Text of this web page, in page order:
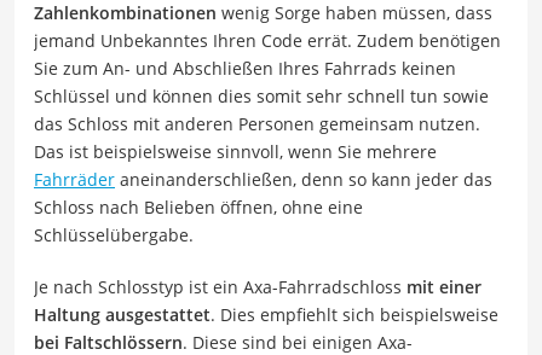
Zahlenkombinationen wenig Sorge haben müssen, dass
jemand Unbekanntes Ihren Code errät. Zudem benötigen
Sie zum An- und Abschließen Ihres Fahrrads keinen
Schlüssel und können dies somit sehr schnell tun sowie
das Schloss mit anderen Personen gemeinsam nutzen.
Das ist beispielsweise sinnvoll, wenn Sie mehrere
Fahrräder aneinanderschließen, denn so kann jeder das
Schloss nach Belieben öffnen, ohne eine
Schlüsselübergabe.
Je nach Schlosstyp ist ein Axa-Fahrradschloss mit einer
Haltung ausgestattet. Dies empfiehlt sich beispielsweise
bei Faltschlössern. Diese sind bei einigen Axa-